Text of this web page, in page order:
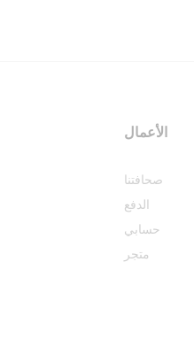
الأعمال
صحافتنا
الدفع
حسابي
متجر